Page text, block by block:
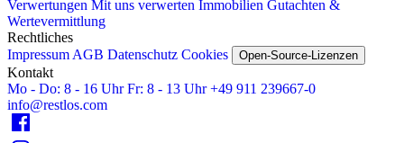
Verwertungen Mit uns verwerten Immobilien Gutachten &
Wertevermittlung
Rechtliches
Impressum AGB Datenschutz Cookies Open-Source-Lizenzen
Kontakt
Mo - Do: 8 - 16 UhrFr: 8 - 13 Uhr+49 911 239667‑0
info@restlos.com